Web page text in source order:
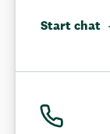
Start chat